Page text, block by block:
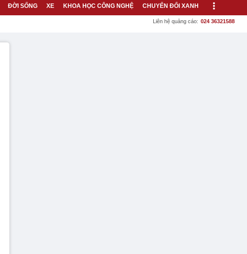
ĐỜI SỐNG XE KHOA HỌC CÔNG NGHỆ CHUYỂN ĐỔI XANH
Liên hệ quảng cáo: 024 36321588